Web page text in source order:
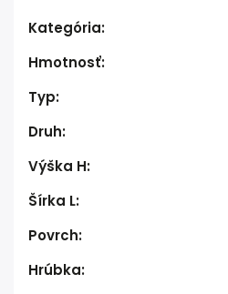
Kategória:
Hmotnosť:
Typ:
Druh:
Výška H:
Šírka L:
Povrch:
Hrúbka: